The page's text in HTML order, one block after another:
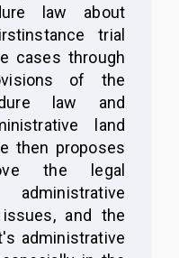
law about
instance trial
cases through
of the
law and
land
then proposes
the legal
and the
administrative